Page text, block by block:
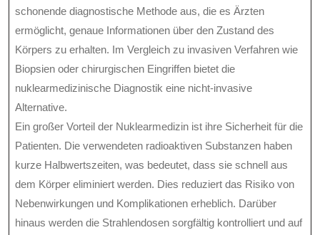
schonende diagnostische Methode aus, die es Ärzten
ermöglicht, genaue Informationen über den Zustand des
Körpers zu erhalten. Im Vergleich zu invasiven Verfahren wie
Biopsien oder chirurgischen Eingriffen bietet die
nuklearmedizinische Diagnostik eine nicht-invasive
Alternative.
Ein großer Vorteil der Nuklearmedizin ist ihre Sicherheit für die
Patienten. Die verwendeten radioaktiven Substanzen haben
kurze Halbwertszeiten, was bedeutet, dass sie schnell aus
dem Körper eliminiert werden. Dies reduziert das Risiko von
Nebenwirkungen und Komplikationen erheblich. Darüber
hinaus werden die Strahlendosen sorgfältig kontrolliert und auf